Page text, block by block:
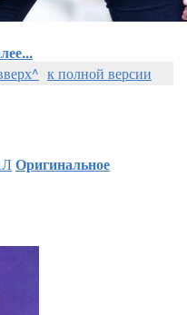
к полной версии
Оригинальное